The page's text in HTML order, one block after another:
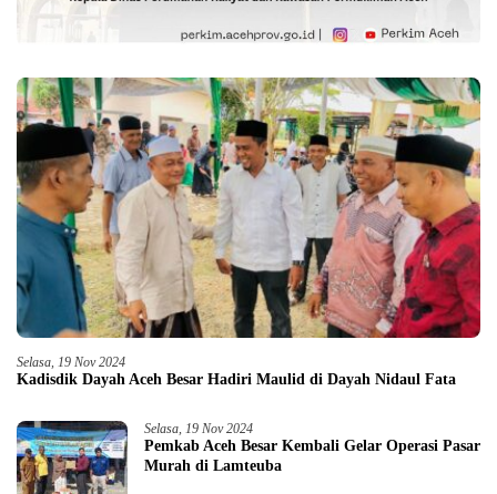
Selasa, 19 Nov 2024
Kadisdik Dayah Aceh Besar Hadiri Maulid di Dayah Nidaul Fata
Selasa, 19 Nov 2024
Pemkab Aceh Besar Kembali Gelar Operasi Pasar
Murah di Lamteuba